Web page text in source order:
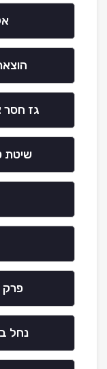
גז
שיטת
פרק
נחל